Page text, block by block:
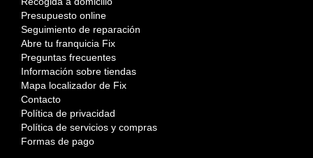
Presupuesto online
Seguimiento de reparación
Abre tu franquicia Fix
Preguntas frecuentes
Información sobre tiendas
Mapa localizador de Fix
Contacto
Política de privacidad
Política de servicios y compras
Formas de pago